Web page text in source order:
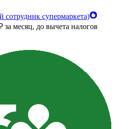
сотрудник супермаркета)
за месяц, до вычета налогов